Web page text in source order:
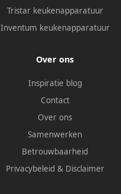
Tristar keukenapparatuur
Inventum keukenapparatuur
Over ons
Inspiratie blog
Contact
Over ons
Samenwerken
Betrouwbaarheid
Privacybeleid & Disclaimer